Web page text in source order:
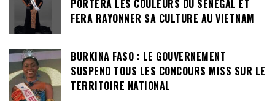
PORTERA LES COULEURS DU SÉNÉGAL ET
FERA RAYONNER SA CULTURE AU VIETNAM
BURKINA FASO : LE GOUVERNEMENT
SUSPEND TOUS LES CONCOURS MISS SUR LE
TERRITOIRE NATIONAL